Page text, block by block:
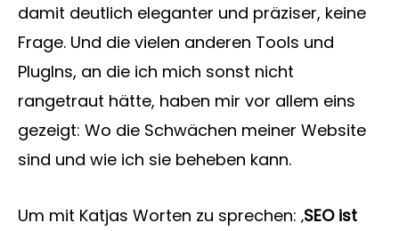
damit deutlich eleganter und präziser, keine
Frage. Und die vielen anderen Tools und
PlugIns, an die ich mich sonst nicht
rangetraut hätte, haben mir vor allem eins
gezeigt: Wo die Schwächen meiner Website
sind und wie ich sie beheben kann.
Um mit Katjas Worten zu sprechen: ‚SEO ist